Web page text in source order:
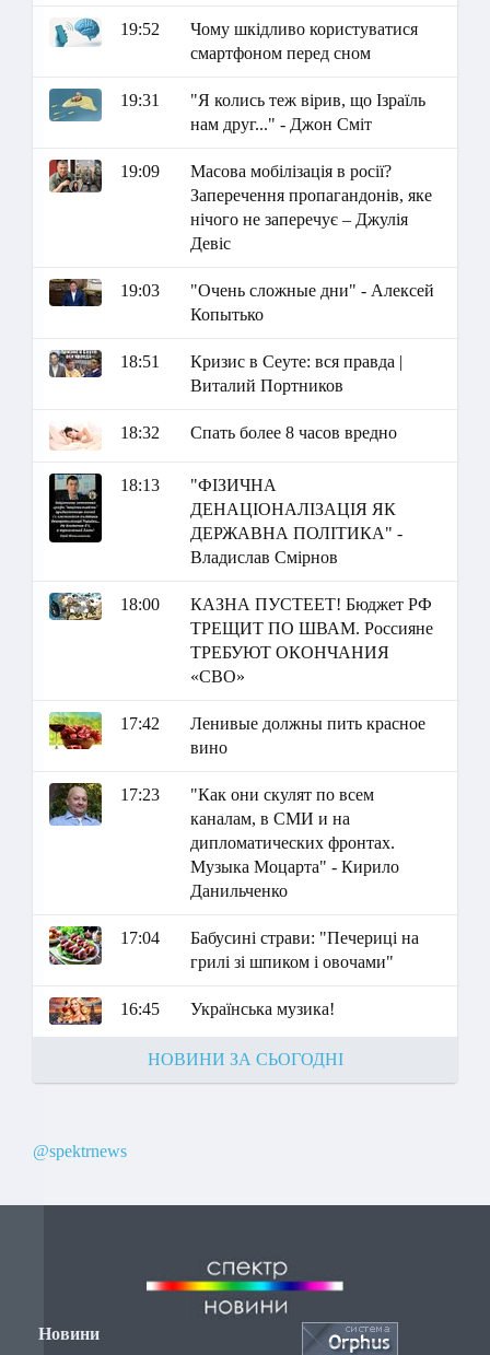
19:52
Чому шкідливо користуватися
смартфоном перед сном
19:31
"Я колись теж вірив, що Ізраїль
нам друг..." - Джон Сміт
19:09
Масова мобілізація в росії?
Заперечення пропагандонів, яке
нічого не заперечує – Джулія
Девіс
19:03
"Очень сложные дни" - Алексей
Копытько
18:51
Кризис в Сеуте: вся правда |
Виталий Портников
18:32 Спать более 8 часов вредно
18:13
"ФІЗИЧНА
ДЕНАЦІОНАЛІЗАЦІЯ ЯК
ДЕРЖАВНА ПОЛІТИКА" -
Владислав Смірнов
18:00
КАЗНА ПУСТЕЕТ! Бюджет РФ
ТРЕЩИТ ПО ШВАМ. Россияне
ТРЕБУЮТ ОКОНЧАНИЯ
«СВО»
17:42
Ленивые должны пить красное
вино
17:23
"Как они скулят по всем
каналам, в СМИ и на
дипломатических фронтах.
Музыка Моцарта" - Кирило
Данильченко
17:04
Бабусині страви: "Печериці на
грилі зі шпиком і овочами"
16:45 Українська музика!
НОВИНИ ЗА СЬОГОДНІ
@spektrnews
Новини